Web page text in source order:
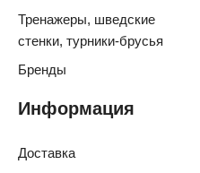
Тренажеры, шведские
стенки, турники-брусья
Бренды
Информация
Доставка